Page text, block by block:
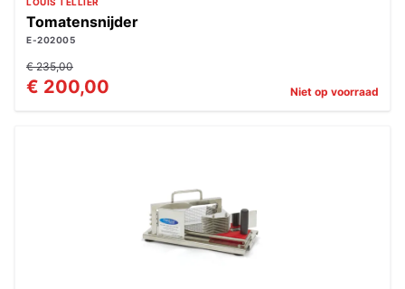
Tomatensnijder
E-202005
€ 235,00
€ 200,00 Niet op voorraad